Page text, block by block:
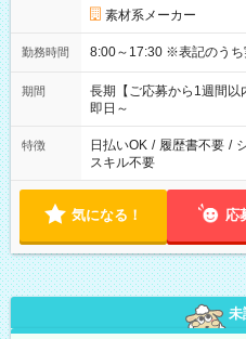
素材系メーカー
勤務時間 8:00～17:30 ※表記
期間
長期【ご応募から1週間以
即日～
特徴 日払いOK / 履歴書不要 /
スキル不要
気になる！ 応
未